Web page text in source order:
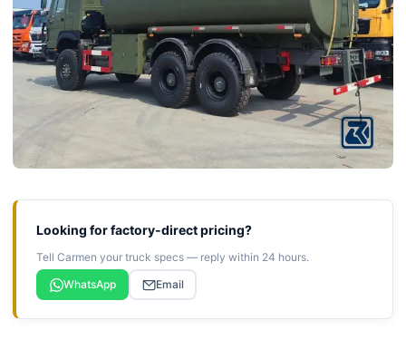
Looking for factory-direct pricing?
Tell Carmen your truck specs — reply within 24 hours.
WhatsApp
Email